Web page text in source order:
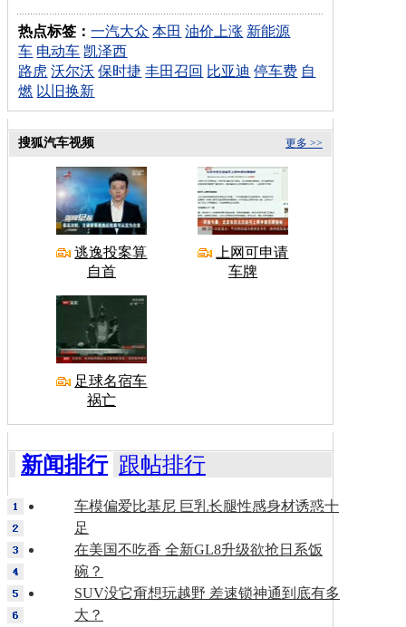
热点标签：一汽大众 本田 油价上涨 新能源
车 电动车 凯泽西
路虎 沃尔沃 保时捷 丰田召回 比亚迪 停车费 自
燃 以旧换新
更多 >>
搜狐汽车视频
逃逸投案算
自首
上网可申请
车牌
足球名宿车
祸亡
新闻排行 跟帖排行
车模偏爱比基尼 巨乳长腿性感身材诱惑十
足
在美国不吃香 全新GL8升级欲抢日系饭
碗？
SUV没它甭想玩越野 差速锁神通到底有多
大？